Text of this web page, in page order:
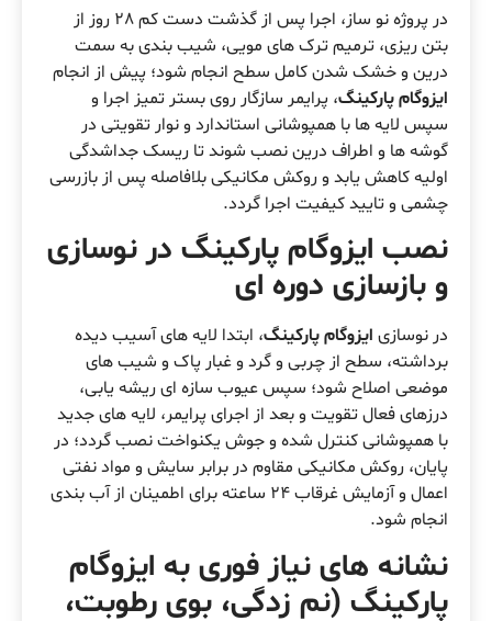
در پروژه نو ساز، اجرا پس از گذشت دست کم 28 روز از
بتن ریزی، ترمیم ترک های مویی، شیب بندی به سمت
درین و خشک شدن کامل سطح انجام شود؛ پیش از انجام
ایزوگام پارکینگ، پرایمر سازگار روی بستر تمیز اجرا و
سپس لایه ها با همپوشانی استاندارد و نوار تقویتی در
گوشه ها و اطراف درین نصب شوند تا ریسک جداشدگی
اولیه کاهش یابد و روکش مکانیکی بلافاصله پس از بازرسی
چشمی و تایید کیفیت اجرا گردد.
نصب ایزوگام پارکینگ در نوسازی
و بازسازی دوره ای
در نوسازی ایزوگام پارکینگ، ابتدا لایه های آسیب دیده
برداشته، سطح از چربی و گرد و غبار پاک و شیب های
موضعی اصلاح شود؛ سپس عیوب سازه ای ریشه یابی،
درزهای فعال تقویت و بعد از اجرای پرایمر، لایه های جدید
با همپوشانی کنترل شده و جوش یکنواخت نصب گردد؛ در
پایان، روکش مکانیکی مقاوم در برابر سایش و مواد نفتی
اعمال و آزمایش غرقاب 24 ساعته برای اطمینان از آب بندی
انجام شود.
نشانه های نیاز فوری به ایزوگام
پارکینگ (نم زدگی، بوی رطوبت،